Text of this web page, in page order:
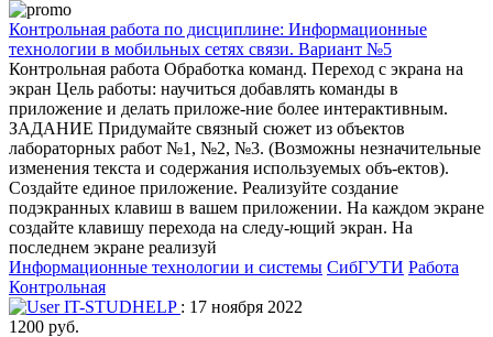
Контрольная работа по дисциплине: Информационные
технологии в мобильных сетях связи. Вариант №5
Контрольная работа Обработка команд. Переход с экрана на
экран Цель работы: научиться добавлять команды в
приложение и делать приложе-ние более интерактивным.
ЗАДАНИЕ Придумайте связный сюжет из объектов
лабораторных работ №1, №2, №3. (Возможны незначительные
изменения текста и содержания используемых объ-ектов).
Создайте единое приложение. Реализуйте создание
подэкранных клавиш в вашем приложении. На каждом экране
создайте клавишу перехода на следу-ющий экран. На
последнем экране реализуй
Информационные технологии и системы СибГУТИ Работа
Контрольная
IT-STUDHELP : 17 ноября 2022
1200 руб.